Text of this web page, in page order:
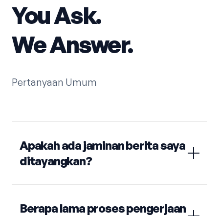
You Ask.
We Answer.
Pertanyaan Umum
Apakah ada jaminan berita saya
ditayangkan?
Berapa lama proses pengerjaan